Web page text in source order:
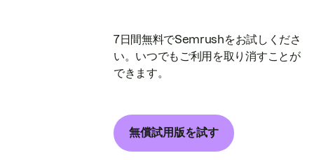
7日間無料でSemrushをお試しくださ
い。いつでもご利用を取り消すことが
できます。
無償試用版を試す